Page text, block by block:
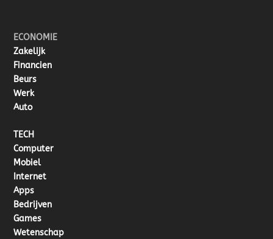
ECONOMIE
Zakelijk
Financien
Beurs
Werk
Auto
TECH
Computer
Mobiel
Internet
Apps
Bedrijven
Games
Wetenschap